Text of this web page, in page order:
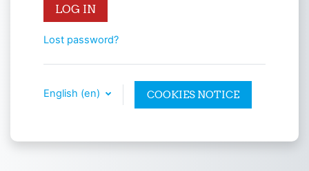
LOG IN
Lost password?
English ‎(en)‎ COOKIES NOTICE